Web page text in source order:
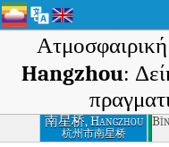
Hangzhou:
南星桥, Hangzhou
杭州市南星桥